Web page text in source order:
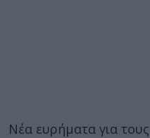
Νέα ευρήματα για